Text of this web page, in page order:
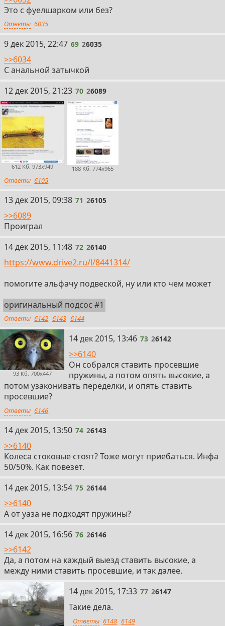
Это с фуелшарком или без?
Ответы 6035
69
9 дек 2015, 22:47 69 26035
>>6034
С анальной затычкой
70
12 дек 2015, 21:23 70 26089
612 Кб, 973x949 188 Кб, 774x965
Ответы 6105
71
13 дек 2015, 09:38 71 26105
>>6089
Проиграл
72
14 дек 2015, 11:48 72 26140
https://www.drive2.ru/l/8441314/
помогите альфачу подвеской, ну или кто чем может
оригинальный подсос #1
Ответы 6142 6143 6144
93 Кб, 700x447
73
14 дек 2015, 13:46 73 26142
>>6140
Он собрался ставить просевшие
пружины, а потом опять высокие, а
потом узаконивать переделки, и опять ставить
просевшие?
Ответы 6146
74
14 дек 2015, 13:50 74 26143
>>6140
Колеса стоковые стоят? Тоже могут приебаться. Инфа
50/50%. Как повезет.
75
14 дек 2015, 13:54 75 26144
>>6140
А от уаза не подходят пружины?
76
14 дек 2015, 16:56 76 26146
>>6142
Да, а потом на каждый выезд ставить высокие, а
между ними ставить просевшие, и так далее.
77
14 дек 2015, 17:33 77 26147
Такие дела.
Ответы 6148 6149